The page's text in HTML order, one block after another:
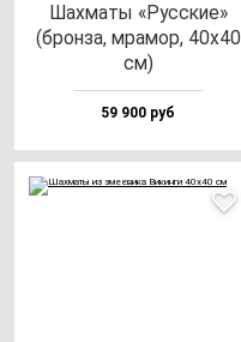
Шах­ма­ты «Рус­ские»
(брон­за, мра­мор, 40х40
см)
59 900 руб